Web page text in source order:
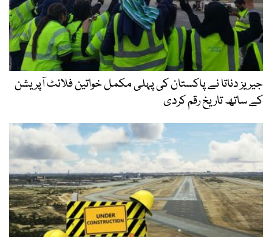
جیریز دناتا نے پاکستان کی پہلی مکمل خواتین فلائٹ آپریشن
کے ساتھ تاریخ رقم کردی